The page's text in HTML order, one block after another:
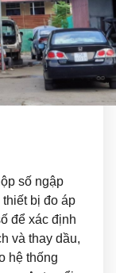
số ngập
bị đo áp
để xác định
và thay dầu,
hệ thống